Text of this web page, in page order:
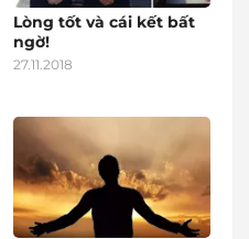
Lòng tốt và cái kết bất
ngờ!
27.11.2018